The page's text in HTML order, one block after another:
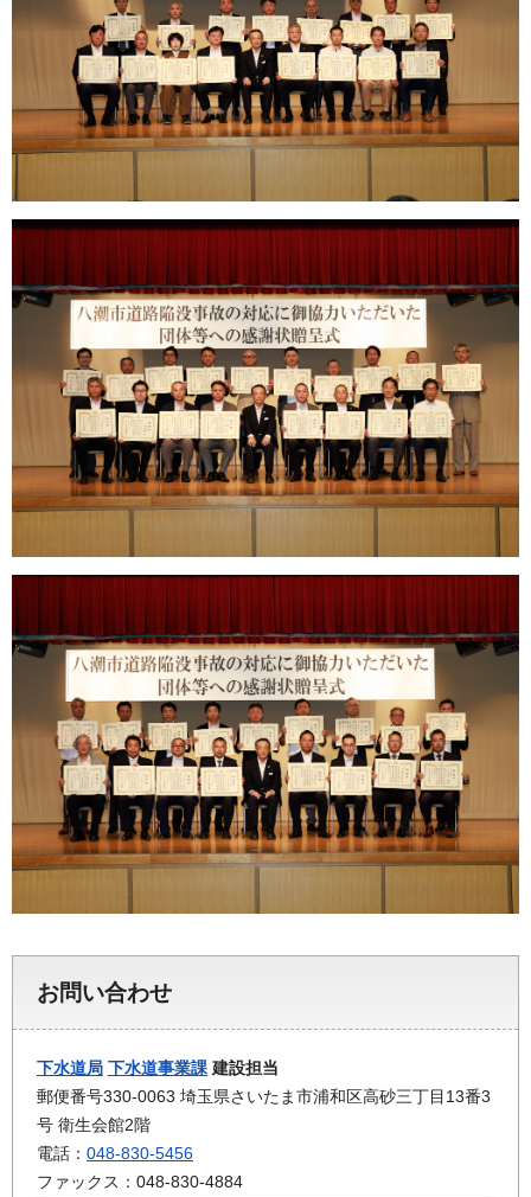
お問い合わせ
下水道局 下水道事業課 建設担当
郵便番号330-0063 埼玉県さいたま市浦和区高砂三丁目13番3
号 衛生会館2階
電話： 048-830-5456
ファックス：048-830-4884